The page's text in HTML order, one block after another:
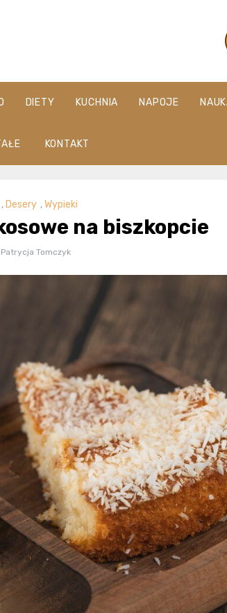
DIETY KUCHNIA NAPOJE
KONTAKT
, Desery ,Wypieki
na biszkopcie
Patrycja Tomczyk